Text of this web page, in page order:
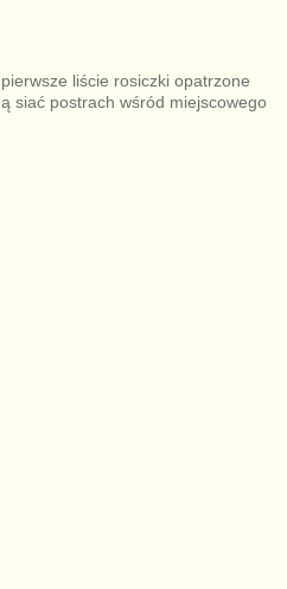
liście rosiczki opatrzone
siać postrach wśród miejscowego